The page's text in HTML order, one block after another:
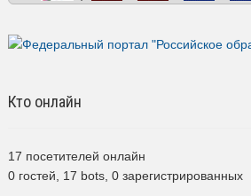
Кто онлайн
17 посетителей онлайн
0 гостей,
17 bots, 0 зарегистрированных